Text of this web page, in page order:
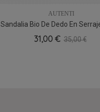
37 39 40
AUTENTI
Sandalia Bio De Dedo En
Autenti 3572, Cómoda Y
31,00 € 35,00 €